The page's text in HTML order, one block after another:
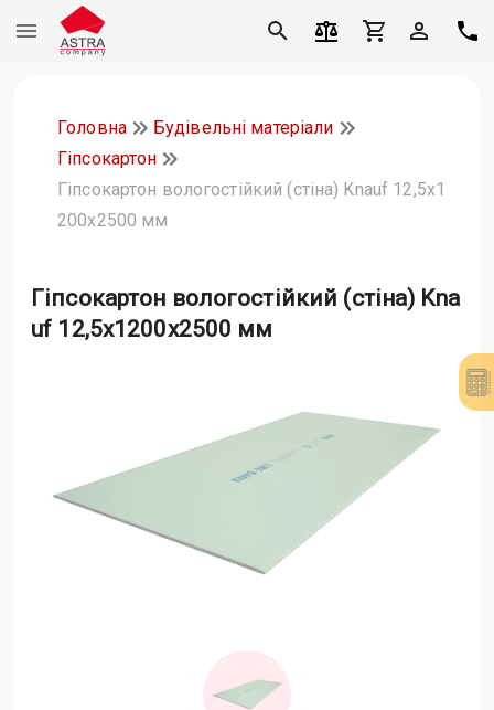
Головна
Будівельні матеріали
Гіпсокартон
Гіпсокартон вологостійкий (стіна) Knauf 12,5х1
200х2500 мм
Гіпсокартон вологостійкий (стіна) Kna
uf 12,5х1200х2500 мм